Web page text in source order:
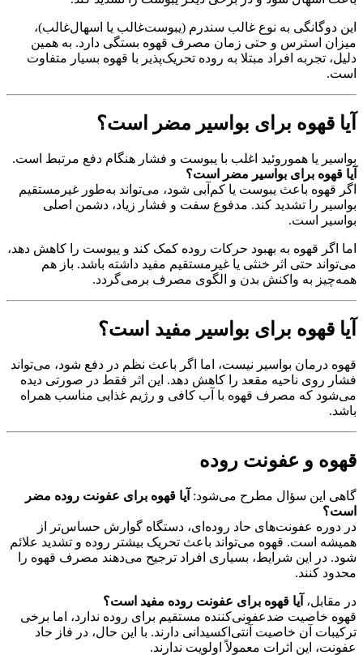
این دوگانگی به نوع غالب سندرم (یبوست‌غالب یا اسهال‌غالب)،
میزان استرس و حتی زمان مصرف قهوه بستگی دارد. به همین
دلیل، تجربه افراد مبتلا به روده تحریک‌پذیر با قهوه بسیار متفاوت
است.
آیا قهوه برای بواسیر مضر است؟
بواسیر یا هموروئید اغلب با یبوست و فشار هنگام دفع مرتبط است.
آیا قهوه برای بواسیر مضر است؟
اگر قهوه باعث یبوست یا کم‌آبی شود، می‌تواند به‌طور غیرمستقیم
بواسیر را تشدید کند. مدفوع سفت و فشار زیاد، دشمن اصلی
بواسیر است.
اما اگر قهوه به بهبود حرکات روده کمک کند و یبوست را کاهش دهد،
می‌تواند حتی اثر خنثی یا غیرمستقیم مفید داشته باشد. باز هم
همه‌چیز به واکنش بدن و الگوی مصرف برمی‌گردد.
آیا قهوه برای بواسیر مفید است؟
قهوه درمان بواسیر نیست، اما اگر باعث نظم در دفع شود، می‌تواند
فشار روی ناحیه مقعد را کاهش دهد. این اثر فقط در صورتی دیده
می‌شود که مصرف قهوه با آب کافی و رژیم غذایی مناسب همراه
باشد.
قهوه و عفونت روده
گاهی این سؤال مطرح می‌شود: آیا قهوه برای عفونت روده مضر
است؟
در دوره عفونت‌های حاد روده‌ای، دستگاه گوارش حساس‌تر از
همیشه است. قهوه می‌تواند باعث تحریک بیشتر روده و تشدید علائم
شود. در این شرایط، بسیاری افراد ترجیح می‌دهند مصرف قهوه را
محدود کنند.
در مقابل، آیا قهوه برای عفونت روده مفید است؟
قهوه خاصیت ضدعفونی‌کننده مستقیم برای روده ندارد، اما برخی
ترکیبات آن خاصیت آنتی‌اکسیدانی دارند. با این حال، در فاز حاد
عفونت، این اثرات معمولاً اولویت ندارند.